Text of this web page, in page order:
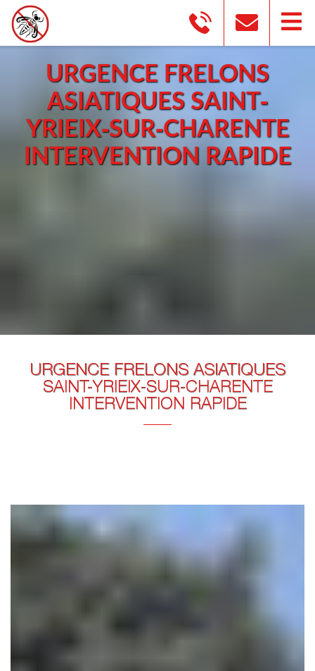
URGENCE FRELONS
ASIATIQUES SAINT-
YRIEIX-SUR-CHARENTE
INTERVENTION RAPIDE
URGENCE FRELONS ASIATIQUES
SAINT-YRIEIX-SUR-CHARENTE
INTERVENTION RAPIDE